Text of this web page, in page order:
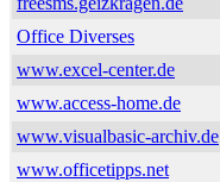
Office Diverses
www.excel-center.de
www.access-home.de
www.visualbasic-archiv.de
www.officetipps.net